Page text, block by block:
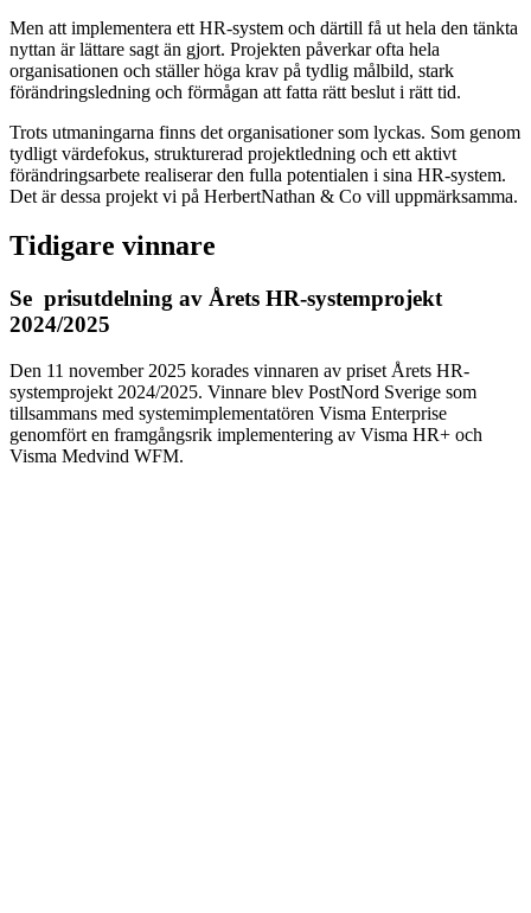
Men att implementera ett HR-system och därtill få ut hela den tänkta
nyttan är lättare sagt än gjort. Projekten påverkar ofta hela
organisationen och ställer höga krav på tydlig målbild, stark
förändringsledning och förmågan att fatta rätt beslut i rätt tid.
Trots utmaningarna finns det organisationer som lyckas. Som genom
tydligt värdefokus, strukturerad projektledning och ett aktivt
förändringsarbete realiserar den fulla potentialen i sina HR-system.
Det är dessa projekt vi på HerbertNathan & Co vill uppmärksamma.
Tidigare vinnare
Se prisutdelning av Årets HR-systemprojekt
2024/2025
Den 11 november 2025 korades vinnaren av priset Årets HR-
systemprojekt 2024/2025. Vinnare blev PostNord Sverige som
tillsammans med systemimplementatören Visma Enterprise
genomfört en framgångsrik implementering av Visma HR+ och
Visma Medvind WFM.